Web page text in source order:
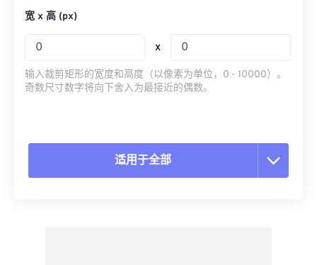
宽 x 高 (px)
x
输入裁剪矩形的宽度和高度（以像素为单位，0 - 10000）。
奇数尺寸数字将向下舍入为最接近的偶数。
适用于全部